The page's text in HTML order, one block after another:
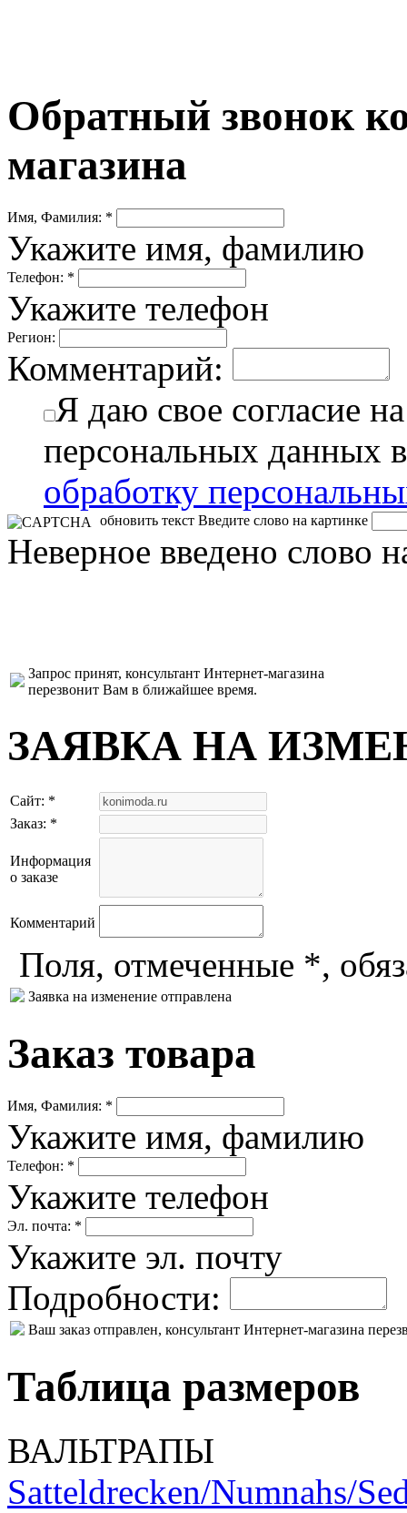
Обратный звонок
магазина
Имя, Фамилия: *
Укажите имя, фамилию
Телефон: *
Укажите телефон
Регион:
Комментарий:
Я даю свое согласие
персональных данных
обработку
обновить текст Введите слово на картинке
Неверное введено слово
Запрос принят, консультант Интернет-магазина
перезвонит Вам в ближайшее время.
ЗАЯВКА НА
Сайт: *
Заказ: *
Информация
о заказе
Комментарий
Поля, отмеченные *,
Заявка на изменение отправлена
Заказ товара
Имя, Фамилия: *
Укажите имя, фамилию
Телефон: *
Укажите телефон
Эл. почта: *
Укажите эл. почту
Подробности:
Ваш заказ отправлен, консультант Интернет-магазина
Таблица размеров
ВАЛЬТРАПЫ
Satteldrecken/Numnahs/